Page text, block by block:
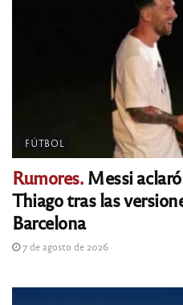
FÚTBOL
Rumores.Messi
Thiago tras las
Barcelona
7 de agosto de 2026